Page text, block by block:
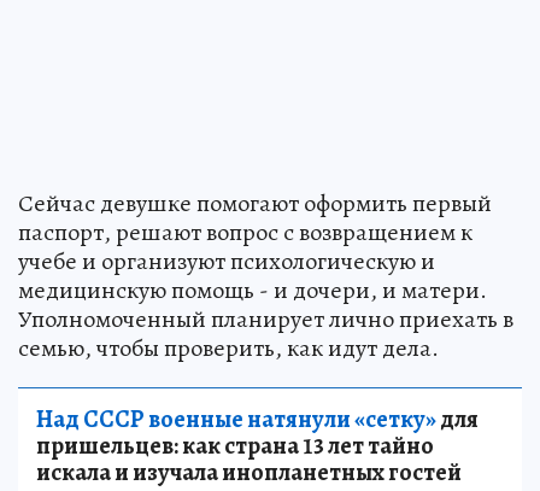
Сейчас девушке помогают оформить первый
паспорт, решают вопрос с возвращением к
учебе и организуют психологическую и
медицинскую помощь - и дочери, и матери.
Уполномоченный планирует лично приехать в
семью, чтобы проверить, как идут дела.
Над СССР военные натянули «сетку»для
пришельцев: как страна 13 лет тайно
искала и изучала инопланетных гостей